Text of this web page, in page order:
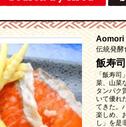
Aomori
伝統発酵
飯寿司
「飯寿
菜、山菜
タンパク
いて優れ
てきた。
楽しめ、
し」を是